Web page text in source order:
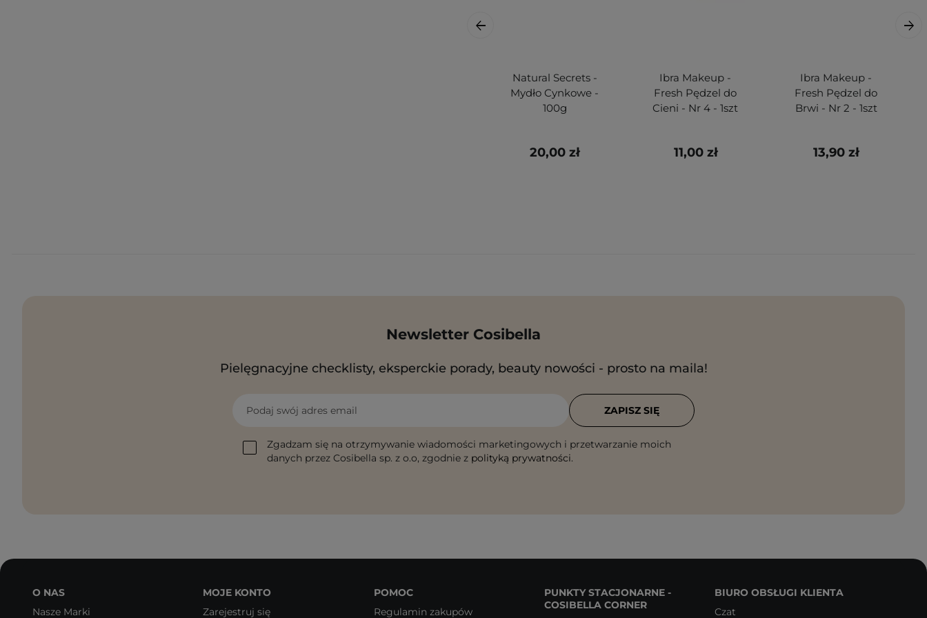
Natural Secrets -
Mydło Cynkowe -
100g
20,00 zł
Ibra Makeup -
Fresh Pędzel do
Cieni - Nr 4 - 1szt
11,00 zł
Ibra Makeup -
Fresh Pędzel do
Brwi - Nr 2 - 1szt
13,90 zł
Newsletter Cosibella
Pielęgnacyjne checklisty, eksperckie porady, beauty nowości - prosto na maila!
Podaj swój adres email
Zgadzam się na otrzymywanie wiadomości marketingowych i przetwarzanie moich
danych przez Cosibella sp. z o.o, zgodnie z polityką prywatności.
ZAPISZ SIĘ
O NAS
Nasze Marki
MOJE KONTO
Zarejestruj się
POMOC
Regulamin zakupów
PUNKTY STACJONARNE -
COSIBELLA CORNER
BIURO OBSŁUGI KLIENTA
Czat